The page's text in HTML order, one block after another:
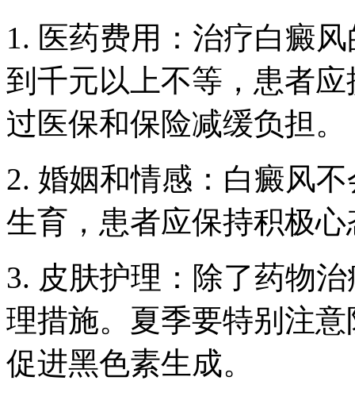
1. 医药费用：治疗白癜
到千元以上不等，患者
过医保和保险减缓负担。
2. 婚姻和情感：白癜风
生育，患者应保持积极
3. 皮肤护理：除了药物
理措施。夏季要特别注
促进黑色素生成。